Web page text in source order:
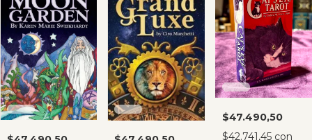
$47.490,50
$42.741,45 con